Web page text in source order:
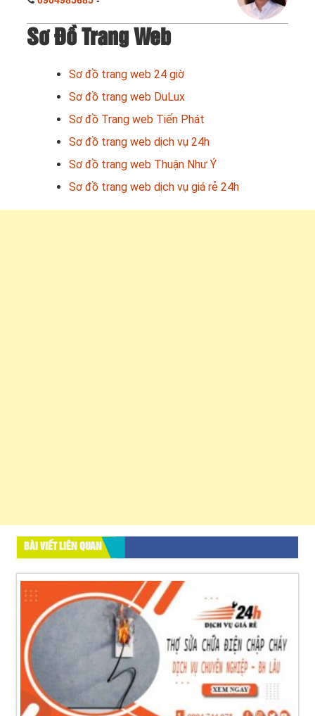
Sơ Đồ Trang Web
Sơ đồ trang web 24 giờ
Sơ đồ trang web DuLux
Sơ đồ Trang web Tiến Phát
Sơ đồ trang web dịch vụ 24h
Sơ đồ trang web Thuận Như Ý
Sơ đồ trang web dịch vụ giá rẻ 24h
BÀI VIẾT LIÊN QUAN